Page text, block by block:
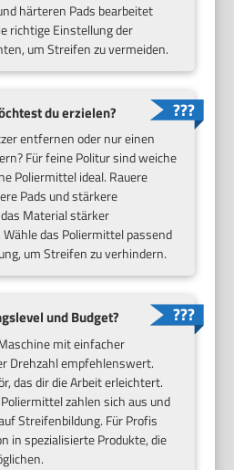
härteren Pads bearbeitet
richtige Einstellung der
um Streifen zu vermeiden.
du erzielen?
entfernen oder nur einen
Für feine Politur sind weiche
Poliermittel ideal. Rauere
Pads und stärkere
Material stärker
das Poliermittel passend
um Streifen zu verhindern.
und Budget?
mit einfacher
Drehzahl empfehlenswert.
das dir die Arbeit erleichtert.
zahlen sich aus und
Streifenbildung. Für Profis
in spezialisierte Produkte, die